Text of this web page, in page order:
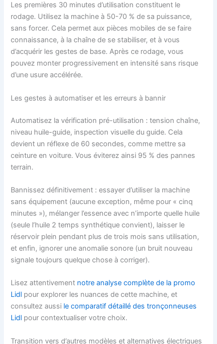
Les premières 30 minutes d’utilisation constituent le
rodage. Utilisez la machine à 50-70 % de sa puissance,
sans forcer. Cela permet aux pièces mobiles de se faire
connaissance, à la chaîne de se stabiliser, et à vous
d’acquérir les gestes de base. Après ce rodage, vous
pouvez monter progressivement en intensité sans risque
d’une usure accélérée.
Les gestes à automatiser et les erreurs à bannir
Automatisez la vérification pré-utilisation : tension chaîne,
niveau huile-guide, inspection visuelle du guide. Cela
devient un réflexe de 60 secondes, comme mettre sa
ceinture en voiture. Vous éviterez ainsi 95 % des pannes
terrain.
Bannissez définitivement : essayer d’utiliser la machine
sans équipement (aucune exception, même pour « cinq
minutes »), mélanger l’essence avec n’importe quelle huile
(seule l’huile 2 temps synthétique convient), laisser le
réservoir plein pendant plus de trois mois sans utilisation,
et enfin, ignorer une anomalie sonore (un bruit nouveau
signale toujours quelque chose à corriger).
Lisez attentivement notre analyse complète de la promo
Lidl pour explorer les nuances de cette machine, et
consultez aussi le comparatif détaillé des tronçonneuses
Lidl pour contextualiser votre choix.
Transition vers d’autres modèles et alternatives électriques